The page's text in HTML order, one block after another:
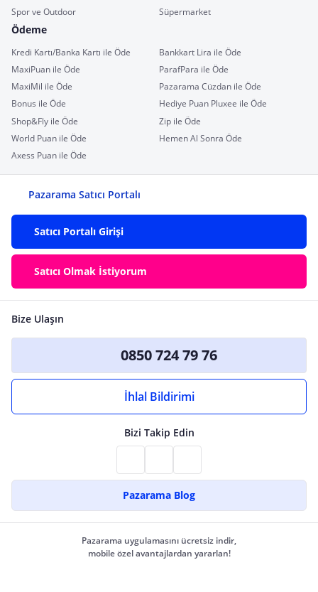
Spor ve Outdoor
Süpermarket
Ödeme
Kredi Kartı/Banka Kartı ile Öde
Bankkart Lira ile Öde
MaxiPuan ile Öde
ParafPara ile Öde
MaxiMil ile Öde
Pazarama Cüzdan ile Öde
Bonus ile Öde
Hediye Puan Pluxee ile Öde
Shop&Fly ile Öde
Zip ile Öde
World Puan ile Öde
Hemen Al Sonra Öde
Axess Puan ile Öde
Pazarama Satıcı Portalı
Satıcı Portalı Girişi
Satıcı Olmak İstiyorum
Bize Ulaşın
0850 724 79 76
İhlal Bildirimi
Bizi Takip Edin
Pazarama Blog
Pazarama uygulamasını ücretsiz indir,
mobile özel avantajlardan yararlan!